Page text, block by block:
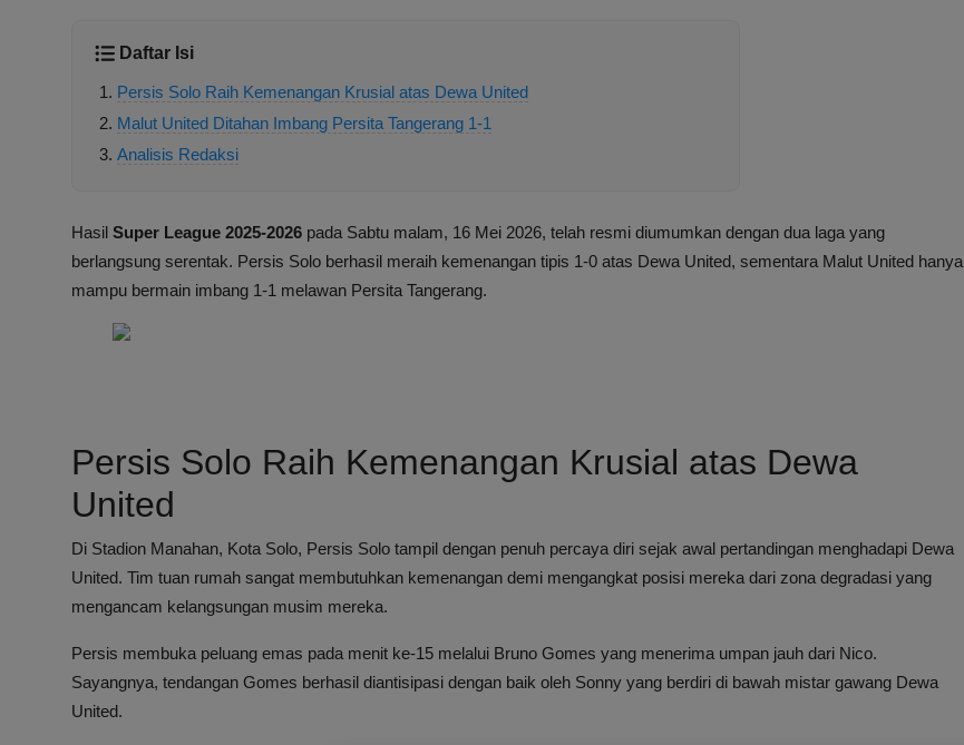
Daftar Isi
Persis Solo Raih Kemenangan Krusial atas Dewa United
Malut United Ditahan Imbang Persita Tangerang 1-1
Analisis Redaksi
Hasil Super League 2025-2026 pada Sabtu malam, 16 Mei 2026, telah resmi diumumkan dengan dua laga yang
berlangsung serentak. Persis Solo berhasil meraih kemenangan tipis 1-0 atas Dewa United, sementara Malut United hanya
mampu bermain imbang 1-1 melawan Persita Tangerang.
Persis Solo Raih Kemenangan Krusial atas Dewa
United
Di Stadion Manahan, Kota Solo, Persis Solo tampil dengan penuh percaya diri sejak awal pertandingan menghadapi Dewa
United. Tim tuan rumah sangat membutuhkan kemenangan demi mengangkat posisi mereka dari zona degradasi yang
mengancam kelangsungan musim mereka.
Persis membuka peluang emas pada menit ke-15 melalui Bruno Gomes yang menerima umpan jauh dari Nico.
Sayangnya, tendangan Gomes berhasil diantisipasi dengan baik oleh Sonny yang berdiri di bawah mistar gawang Dewa
United.